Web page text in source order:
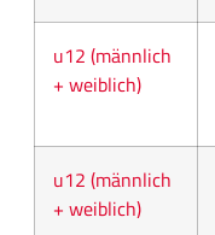
u12 (männlich
+ weiblich)
u12 (männlich
+ weiblich)